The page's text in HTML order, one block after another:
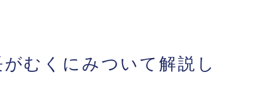
むくにみついて解説し